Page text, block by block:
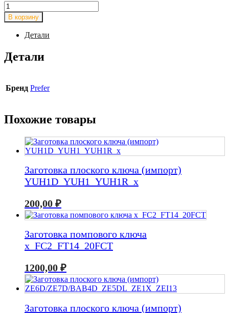
Количество
товара
Заготовка
плоского
ключа
(импорт)
x_P6PD_PF11_PRF1
В корзину
Детали
Детали
Бренд Prefer
Похожие товары
Заготовка плоского ключа (импорт)
YUH1D_YUH1_YUH1R_x
200,00 ₽
Заготовка помпового ключа
x_FC2_FT14_20FCT
1200,00 ₽
Заготовка плоского ключа (импорт)